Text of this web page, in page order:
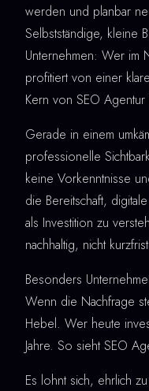
werden und planbar
Selbstständige, kleine
Unternehmen: Wer im
profitiert von einer
Kern von SEO Agentur
Gerade in einem
professionelle
keine Vorkenntnisse
die Bereitschaft,
als Investition zu
nachhaltig, nicht
Besonders
Wenn die Nachfrage
Hebel. Wer heute
Jahre. So sieht SEO
Es lohnt sich, ehrlich